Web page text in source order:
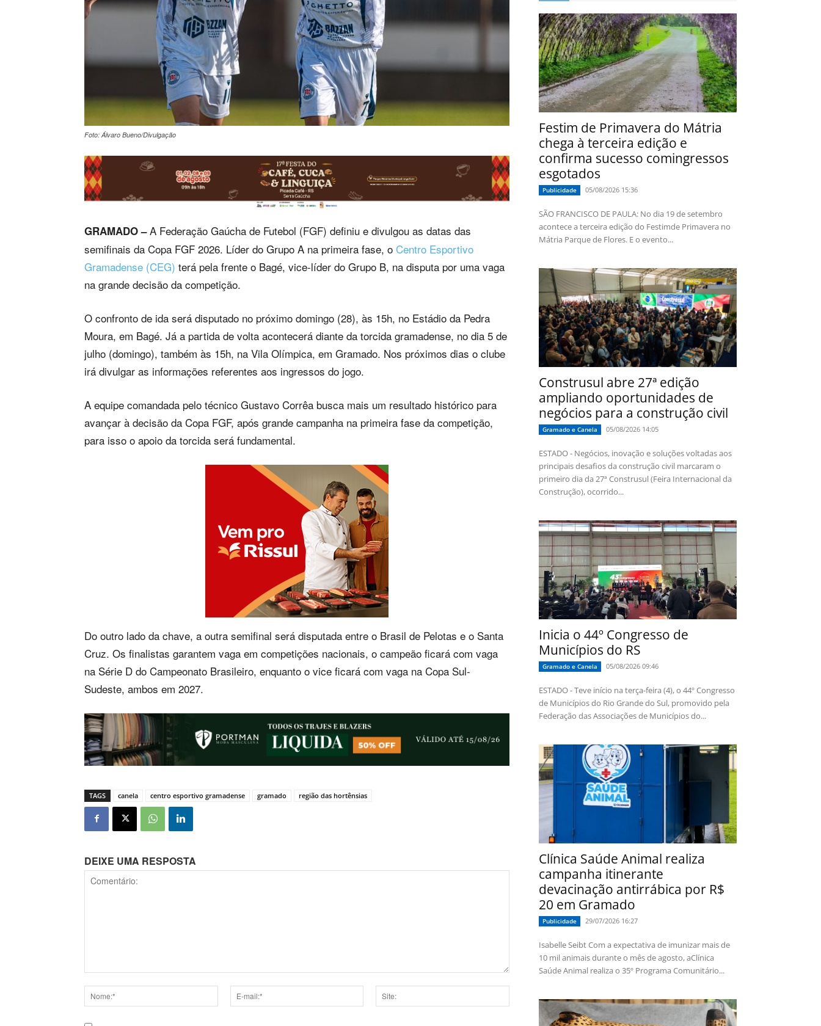
Foto: Álvaro Bueno/Divulgação
GRAMADO –A Federação Gaúcha de Futebol (FGF) definiu e divulgou as datas das
semifinais da Copa FGF 2026. Líder do Grupo A na primeira fase, o Centro Esportivo
Gramadense (CEG) terá pela frente o Bagé, vice-líder do Grupo B, na disputa por uma vaga
na grande decisão da competição.
O confronto de ida será disputado no próximo domingo (28), às 15h, no Estádio da Pedra
Moura, em Bagé. Já a partida de volta acontecerá diante da torcida gramadense, no dia 5 de
julho (domingo), também às 15h, na Vila Olímpica, em Gramado. Nos próximos dias o clube
irá divulgar as informações referentes aos ingressos do jogo.
A equipe comandada pelo técnico Gustavo Corrêa busca mais um resultado histórico para
avançar à decisão da Copa FGF, após grande campanha na primeira fase da competição,
para isso o apoio da torcida será fundamental.
Do outro lado da chave, a outra semifinal será disputada entre o Brasil de Pelotas e o Santa
Cruz. Os finalistas garantem vaga em competições nacionais, o campeão ficará com vaga
na Série D do Campeonato Brasileiro, enquanto o vice ficará com vaga na Copa Sul-
Sudeste, ambos em 2027.
TAGS canela centro esportivo gramadense gramado região das hortênsias
DEIXE UMA RESPOSTA
Festim de Primavera do Mátria
chega à terceira edição e
confirma sucesso comingressos
esgotados
Publicidade 05/08/2026 15:36
SÃO FRANCISCO DE PAULA: No dia 19 de setembro
acontece a terceira edição do Festimde Primavera no
Mátria Parque de Flores. E o evento...
Construsul abre 27ª edição
ampliando oportunidades de
negócios para a construção civil
Gramado e Canela 05/08/2026 14:05
ESTADO - Negócios, inovação e soluções voltadas aos
principais desafios da construção civil marcaram o
primeiro dia da 27ª Construsul (Feira Internacional da
Construção), ocorrido...
Inicia o 44º Congresso de
Municípios do RS
Gramado e Canela 05/08/2026 09:46
ESTADO - Teve início na terça-feira (4), o 44º Congresso
de Municípios do Rio Grande do Sul, promovido pela
Federação das Associações de Municípios do...
Clínica Saúde Animal realiza
campanha itinerante
devacinação antirrábica por R$
20 em Gramado
Publicidade 29/07/2026 16:27
Isabelle Seibt Com a expectativa de imunizar mais de
10 mil animais durante o mês de agosto, aClínica
Saúde Animal realiza o 35º Programa Comunitário...